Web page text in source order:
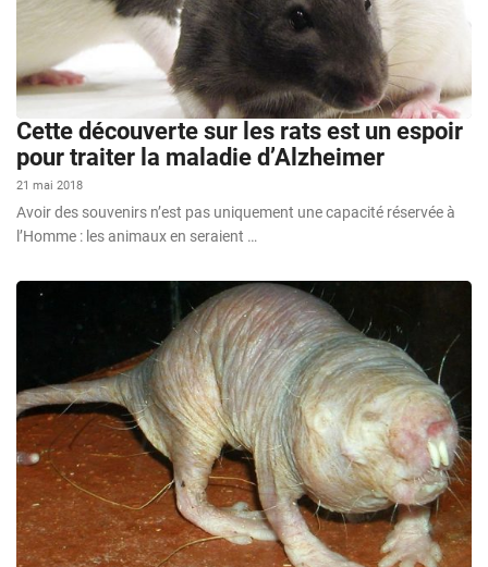
Cette découverte sur les rats est un espoir
pour traiter la maladie d’Alzheimer
21 mai 2018
Avoir des souvenirs n’est pas uniquement une capacité réservée à
l’Homme : les animaux en seraient …